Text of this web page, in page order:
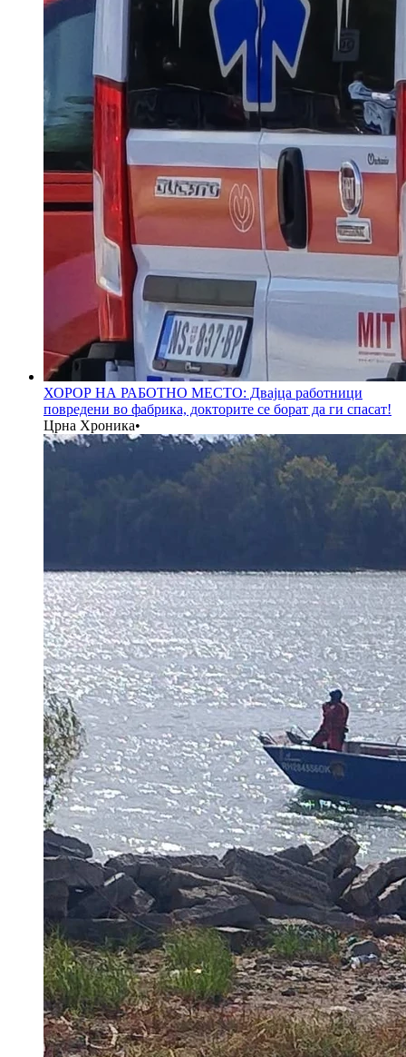
ХОРОР НА РАБОТНО МЕСТО: Двајца работници
повредени во фабрика, докторите се борат да ги спасат!
Црна Хроника•